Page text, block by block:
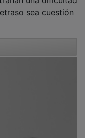
sea cuestión